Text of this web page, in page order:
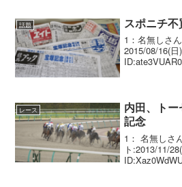
13:38:...
話題 スポニチ
1：名無しさ
2015/08/16(
レース
内田、ト
記念
1： 名無しさ
ト:2013/11/